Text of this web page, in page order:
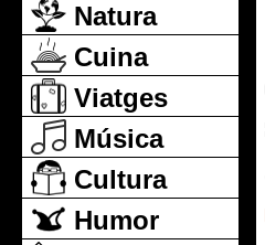
Natura
Cuina
Viatges
Música
Cultura
Humor